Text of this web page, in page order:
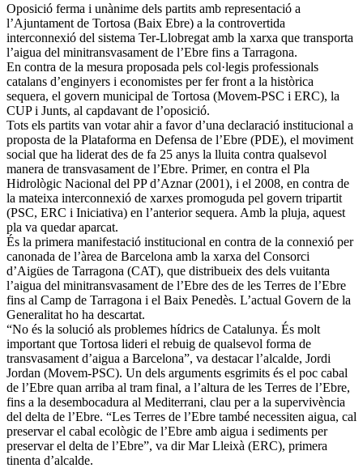
Oposició ferma i unànime dels partits amb representació a
l’Ajuntament de Tortosa (Baix Ebre) a la controvertida
interconnexió del sistema Ter-Llobregat amb la xarxa que transporta
l’aigua del minitransvasament de l’Ebre fins a Tarragona.
En contra de la mesura proposada pels col·legis professionals
catalans d’enginyers i economistes per fer front a la històrica
sequera, el govern municipal de Tortosa (Movem-PSC i ERC), la
CUP i Junts, al capdavant de l’oposició.
Tots els partits van votar ahir a favor d’una declaració institucional a
proposta de la Plataforma en Defensa de l’Ebre (PDE), el moviment
social que ha liderat des de fa 25 anys la lluita contra qualsevol
manera de transvasament de l’Ebre. Primer, en contra el Pla
Hidrològic Nacional del PP d’Aznar (2001), i el 2008, en contra de
la mateixa interconnexió de xarxes promoguda pel govern tripartit
(PSC, ERC i Iniciativa) en l’anterior sequera. Amb la pluja, aquest
pla va quedar aparcat.
És la primera manifestació institucional en contra de la connexió per
canonada de l’àrea de Barcelona amb la xarxa del Consorci
d’Aigües de Tarragona (CAT), que distribueix des dels vuitanta
l’aigua del minitransvasament de l’Ebre des de les Terres de l’Ebre
fins al Camp de Tarragona i el Baix Penedès. L’actual Govern de la
Generalitat ho ha descartat.
“No és la solució als problemes hídrics de Catalunya. És molt
important que Tortosa lideri el rebuig de qualsevol forma de
transvasament d’aigua a Barcelona”, va destacar l’alcalde, Jordi
Jordan (Movem-PSC). Un dels arguments esgrimits és el poc cabal
de l’Ebre quan arriba al tram final, a l’altura de les Terres de l’Ebre,
fins a la desembocadura al Mediterrani, clau per a la supervivència
del delta de l’Ebre. “Les Terres de l’Ebre també necessiten aigua, cal
preservar el cabal ecològic de l’Ebre amb aigua i sediments per
preservar el delta de l’Ebre”, va dir Mar Lleixà (ERC), primera
tinenta d’alcalde.